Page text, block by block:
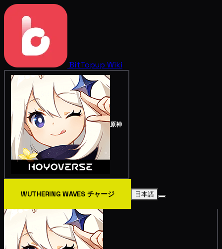
BitTopup Wiki
原神
WUTHERING WAVES チャージ 日本語